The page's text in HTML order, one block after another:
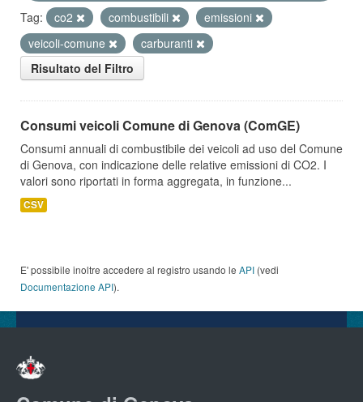
Tag:
co2 combustibili
emissioni
veicoli-comune
carburanti
Risultato del Filtro
Consumi veicoli Comune di Genova (ComGE)
Consumi annuali di combustibile dei veicoli ad uso del Comune
di Genova, con indicazione delle relative emissioni di CO2. I
valori sono riportati in forma aggregata, in funzione...
CSV
E' possibile inoltre accedere al registro usando le API (vedi
Documentazione API).